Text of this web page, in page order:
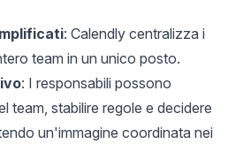
: Calendly centralizza i
team in un unico posto.
: I responsabili possono
team, stabilire regole e decidere
un'immagine coordinata nei